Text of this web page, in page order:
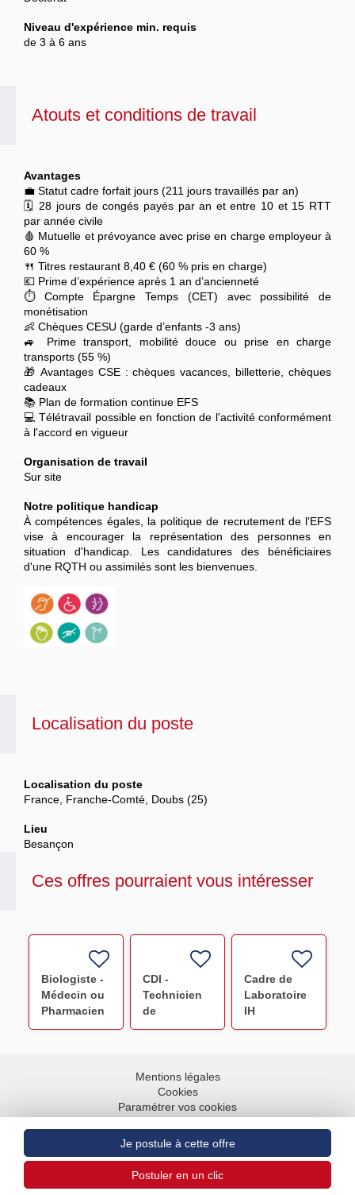
Niveau d'expérience min. requis
de 3 à 6 ans
Atouts et conditions de travail
Avantages
💼 Statut cadre forfait jours (211 jours travaillés par an)
🗓️ 28 jours de congés payés par an et entre 10 et 15 RTT
par année civile
🩸 Mutuelle et prévoyance avec prise en charge employeur à
60 %
🍴 Titres restaurant 8,40 € (60 % pris en charge)
💶 Prime d’expérience après 1 an d’ancienneté
⏱️ Compte Épargne Temps (CET) avec possibilité de
monétisation
👶 Chèques CESU (garde d’enfants -3 ans)
🚙 Prime transport, mobilité douce ou prise en charge
transports (55 %)
🎁 Avantages CSE : chèques vacances, billetterie, chèques
cadeaux
📚 Plan de formation continue EFS
💻 Télétravail possible en fonction de l'activité conformément
à l'accord en vigueur
Organisation de travail
Sur site
Notre politique handicap
À compétences égales, la politique de recrutement de l'EFS
vise à encourager la représentation des personnes en
situation d'handicap. Les candidatures des bénéficiaires
d'une RQTH ou assimilés sont les bienvenues.
Localisation du poste
Localisation du poste
France, Franche-Comté, Doubs (25)
Lieu
Besançon
Ces offres pourraient vous intéresser
Biologiste -
Médecin ou
Pharmacien
Saint-
CDI -
Technicien
de
laboratoire
Marseille
Nord F/H
Cadre de
Laboratoire
IH
Délivrance/Biologie
Mentions légales
Cookies
Paramétrer vos cookies
Plan du site
Aller en haut